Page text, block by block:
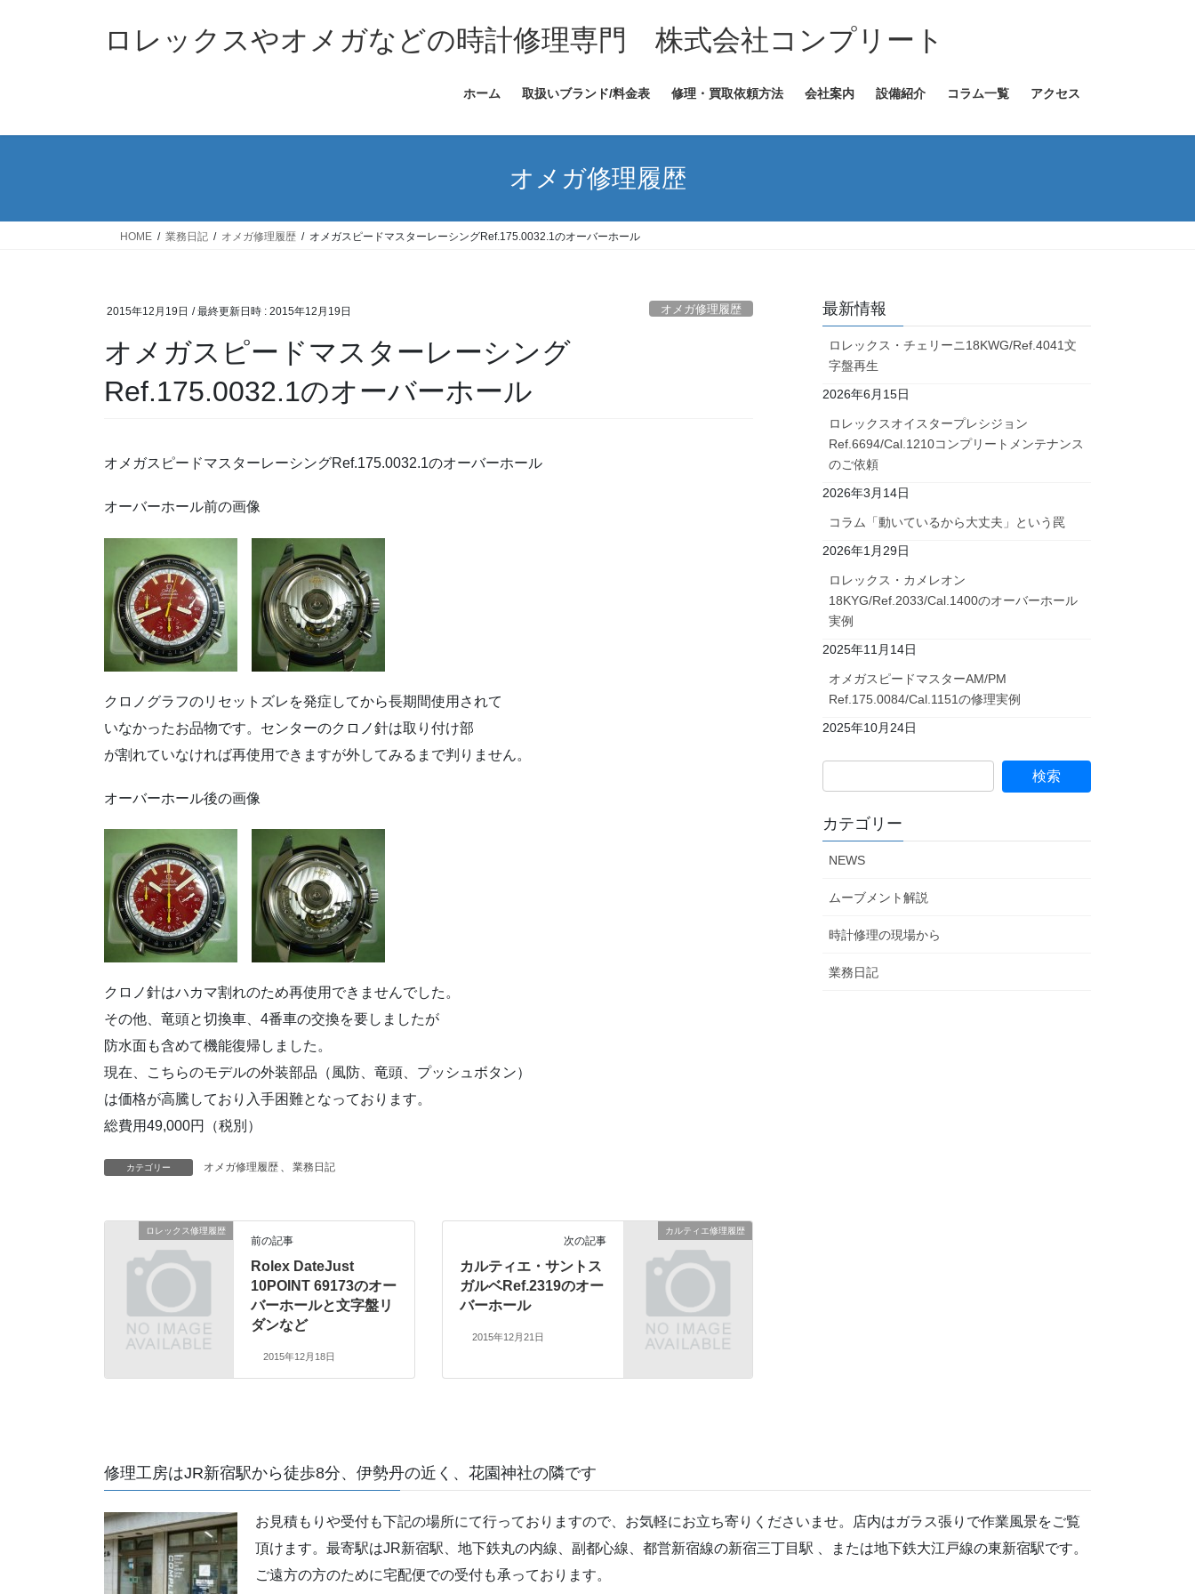
ス
ン
ロレックスやオメガなどの時計修理専門 株式会社コンプリート
ホーム 取扱いブランド/料金表 修理・買取依頼方法 会社案内 設備紹介 コラム一覧 アクセス
オメガ修理履歴
HOME 業務日記 オメガ修理履歴 オメガスピードマスターレーシングRef.175.0032.1のオーバーホール
2015年12月19日 / 最終更新日時 : 2015年12月19日 オメガ修理履歴
オメガスピードマスターレーシング
Ref.175.0032.1のオーバーホール
オメガスピードマスターレーシングRef.175.0032.1のオーバーホール
オーバーホール前の画像
クロノグラフのリセットズレを発症してから長期間使用されて
いなかったお品物です。センターのクロノ針は取り付け部
が割れていなければ再使用できますが外してみるまで判りません。
オーバーホール後の画像
クロノ針はハカマ割れのため再使用できませんでした。
その他、竜頭と切換車、4番車の交換を要しましたが
防水面も含めて機能復帰しました。
現在、こちらのモデルの外装部品（風防、竜頭、プッシュボタン）
は価格が高騰しており入手困難となっております。
総費用49,000円（税別）
カテゴリー オメガ修理履歴 、 業務日記
ロレックス修理履歴
前の記事
Rolex DateJust
10POINT 69173のオー
バーホールと文字盤リ
ダンなど
2015年12月18日
カルティエ修理履歴
次の記事
カルティエ・サントス
ガルベRef.2319のオー
バーホール
2015年12月21日
最新情報
ロレックス・チェリーニ18KWG/Ref.4041文
字盤再生
2026年6月15日
ロレックスオイスタープレシジョン
Ref.6694/Cal.1210コンプリートメンテナンス
のご依頼
2026年3月14日
コラム「動いているから大丈夫」という罠
2026年1月29日
ロレックス・カメレオン
18KYG/Ref.2033/Cal.1400のオーバーホール
実例
2025年11月14日
オメガスピードマスターAM/PM
Ref.175.0084/Cal.1151の修理実例
2025年10月24日
カテゴリー
NEWS
ムーブメント解説
時計修理の現場から
業務日記
修理工房はJR新宿駅から徒歩8分、伊勢丹の近く、花園神社の隣です
お見積もりや受付も下記の場所にて行っておりますので、お気軽にお立ち寄りくださいませ。店内はガラス張りで作業風景をご覧
頂けます。最寄駅はJR新宿駅、地下鉄丸の内線、副都心線、都営新宿線の新宿三丁目駅 、または地下鉄大江戸線の東新宿駅です。
ご遠方の方のために宅配便での受付も承っております。